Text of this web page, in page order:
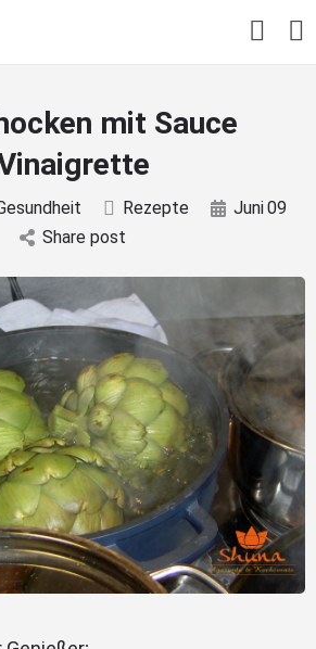
mit Sauce
Rezepte Juni09
Share post